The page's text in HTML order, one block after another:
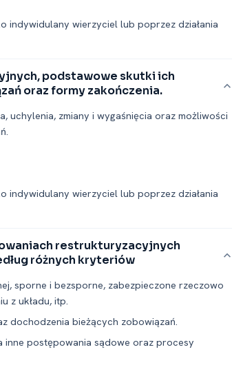
wierzyciel lub poprzez działania
podstawowe skutki ich
oraz formy zakończenia.
uchylenia, zmiany i wygaśnięcia oraz możliwości
wierzyciel lub poprzez działania
restrukturyzacyjnych
różnych kryteriów
sporne i bezsporne, zabezpieczone rzeczowo
z układu, itp.
dochodzenia bieżących zobowiązań.
postępowania sądowe oraz procesy